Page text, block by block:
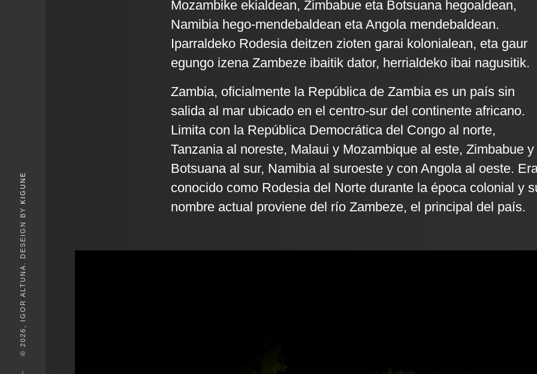
© 2026, IGOR ALTUNA. DESEIGN BY
KIGUNE
Mozambike ekialdean, Zimbabue eta Botsuana hegoaldean,
Namibia hego-mendebaldean eta Angola mendebaldean.
Iparraldeko Rodesia deitzen zioten garai kolonialean, eta gaur
egungo izena Zambeze ibaitik dator, herrialdeko ibai nagusitik.
Zambia, oficialmente la República de Zambia es un país sin
salida al mar ubicado en el centro-sur del continente africano.
Limita con la República Democrática del Congo al norte,
Tanzania al noreste, Malaui y Mozambique al este, Zimbabue y
Botsuana al sur, Namibia al suroeste y con Angola al oeste.
conocido como Rodesia del Norte durante la época colonial y
nombre actual proviene del río Zambeze, el principal del país.